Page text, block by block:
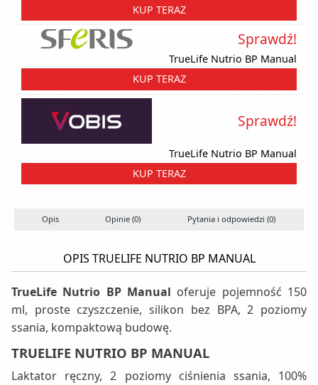
KUP TERAZ
TrueLife Nutrio BP Manual
Sprawdź!
KUP TERAZ
TrueLife Nutrio BP Manual
Sprawdź!
KUP TERAZ
Opis Opinie (0) Pytania i odpowiedzi (0)
OPIS TRUELIFE NUTRIO BP MANUAL
TrueLife Nutrio BP Manual oferuje pojemność 150
ml, proste czyszczenie, silikon bez BPA, 2 poziomy
ssania, kompaktową budowę.
TRUELIFE NUTRIO BP MANUAL
Laktator ręczny, 2 poziomy ciśnienia ssania, 100%